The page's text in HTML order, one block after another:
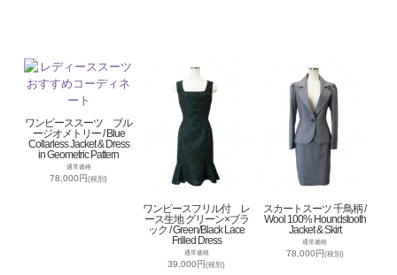
ワンピーススーツ ブル
ージオメトリー / Blue
Collarless Jacket & Dress
in Geometric Pattern
通常価格
78,000円(税別)
ワンピースフリル付 レ
ース生地 グリーン×ブラ
ック / Green/Black Lace
Frilled Dress
通常価格
39,000円(税別)
スカートスーツ 千鳥柄 /
Wool 100% Houndstooth
Jacket & Skirt
通常価格
78,000円(税別)